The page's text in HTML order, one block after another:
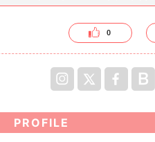
0
PROFILE